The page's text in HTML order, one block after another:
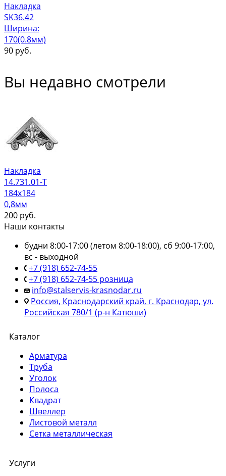
Накладка
SK36.42
Ширина:
170(0.8мм)
90 руб.
Вы недавно смотрели
Накладка
14.731.01-Т
184х184
0,8мм
200 руб.
Наши контакты
будни 8:00-17:00 (летом 8:00-18:00), сб 9:00-17:00,
вс - выходной
+7 (918) 652-74-55
+7 (918) 652-74-55 розница
info@stalservis-krasnodar.ru
Россия, Краснодарский край, г. Краснодар, ул.
Российская 780/1 (р-н Катюши)
Каталог
Арматура
Труба
Уголок
Полоса
Квадрат
Швеллер
Листовой металл
Сетка металлическая
Услуги